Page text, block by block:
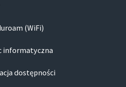
(WiFi)
informatyczna
dostępności